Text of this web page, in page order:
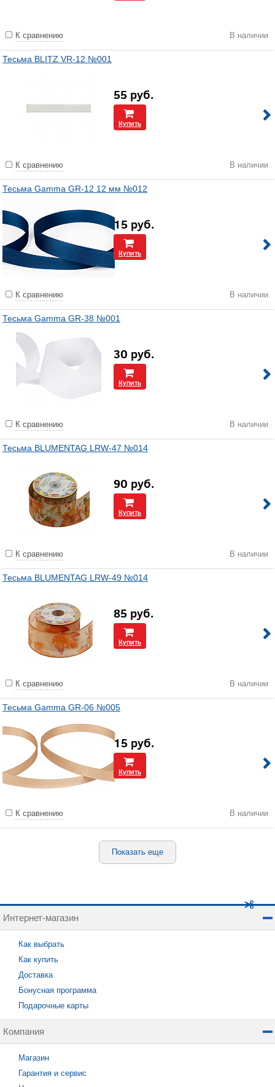
К сравнению В наличии
Тесьма BLITZ VR-12 №001
55 руб.
Купить
К сравнению В наличии
Тесьма Gamma GR-12 12 мм №012
15 руб.
Купить
К сравнению В наличии
Тесьма Gamma GR-38 №001
30 руб.
Купить
К сравнению В наличии
Тесьма BLUMENTAG LRW-47 №014
90 руб.
Купить
К сравнению В наличии
Тесьма BLUMENTAG LRW-49 №014
85 руб.
Купить
К сравнению В наличии
Тесьма Gamma GR-06 №005
15 руб.
Купить
К сравнению В наличии
Показать еще
Интернет-магазин
Как выбрать
Как купить
Доставка
Бонусная программа
Подарочные карты
Компания
Магазин
Гарантия и сервис